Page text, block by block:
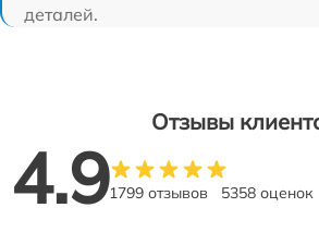
деталей.
Отзывы
4.91799 отзывов 5358 оценок